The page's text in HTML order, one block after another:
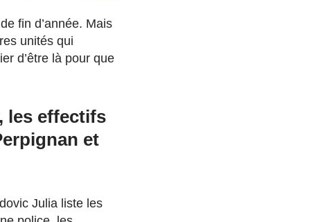
fin d’année. Mais
unités qui
d’être là pour que
les effectifs
et
Julia liste les